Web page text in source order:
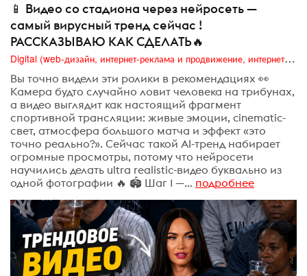
📱 Видео со стадиона через нейросеть —
самый вирусный тренд сейчас !
РАССКАЗЫВАЮ КАК СДЕЛАТЬ🔥
Digital (web-дизайн, интернет-реклама и продвижение, интернет-сообщества и блоги, интернет-коммуникации, мобильный маркетинг, реклама на цифровых экранах)
Вы точно видели эти ролики в рекомендациях 👀
Камера будто случайно ловит человека на трибунах,
а видео выглядит как настоящий фрагмент
спортивной трансляции: живые эмоции, cinematic-
свет, атмосфера большого матча и эффект «это
точно реально?». Сейчас такой AI-тренд набирает
огромные просмотры, потому что нейросети
научились делать ultra realistic-видео буквально из
одной фотографии 🔥 🏟️ Шаг 1 —... подробнее